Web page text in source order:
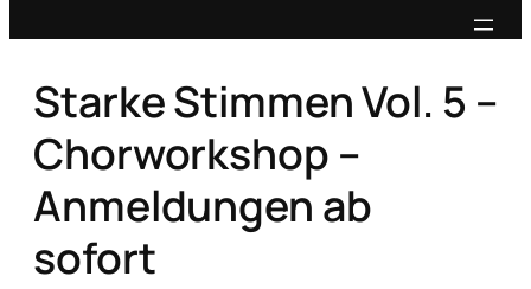
Starke Stimmen Vol. 5 –
Chorworkshop –
Anmeldungen ab
sofort